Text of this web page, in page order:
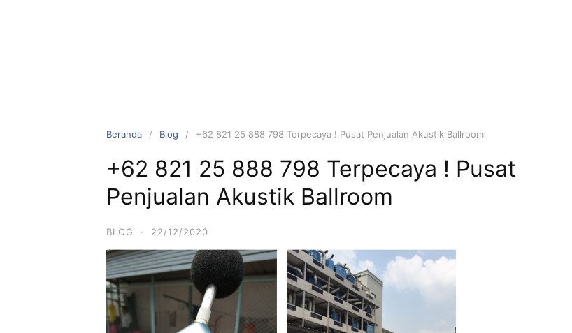
Beranda Blog +62 821 25 888 798 Terpecaya ! Pusat Penjualan Akustik Ballroom
+62 821 25 888 798 Terpecaya ! Pusat
Penjualan Akustik Ballroom
BLOG · 22/12/2020